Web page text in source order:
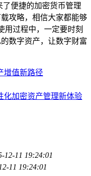
了便捷的加密货币管理
攻略，相信大家都能够
用过程中，一定要时刻
数字资产，让数字财富
增值新路径
化加密资产管理新体验
12-11 19:24:01
11 19:24:01